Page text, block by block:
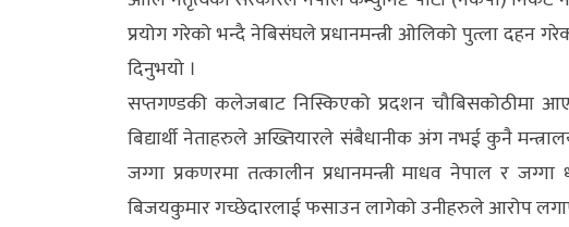
प्रयोग गरेको भन्दै नेबिसंघले प्रधानमन्त्री ओलिको पुत्ला
दिनुभयो ।
सप्तगण्डकी कलेजबाट निस्किएको प्रदशन चौबिसकोठीमा
बिद्यार्थी नेताहरुले अख्तियारले संबैधानीक अंग नभई कुनै
जग्गा प्रकणरमा तत्कालीन प्रधानमन्त्री माधव नेपाल र
बिजयकुमार गच्छेदारलाई फसाउन लागेको उनीहरुले आरोप